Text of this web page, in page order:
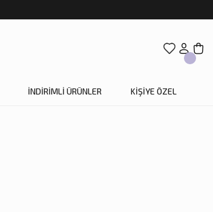
İNDİRİMLİ ÜRÜNLER KİŞİYE ÖZEL